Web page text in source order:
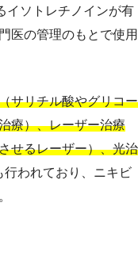
イソトレチノインが有
医の管理のもとで使用
サリチル酸やグリコー
療）、レーザー治療
せるレーザー）、光治
行われており、ニキビ